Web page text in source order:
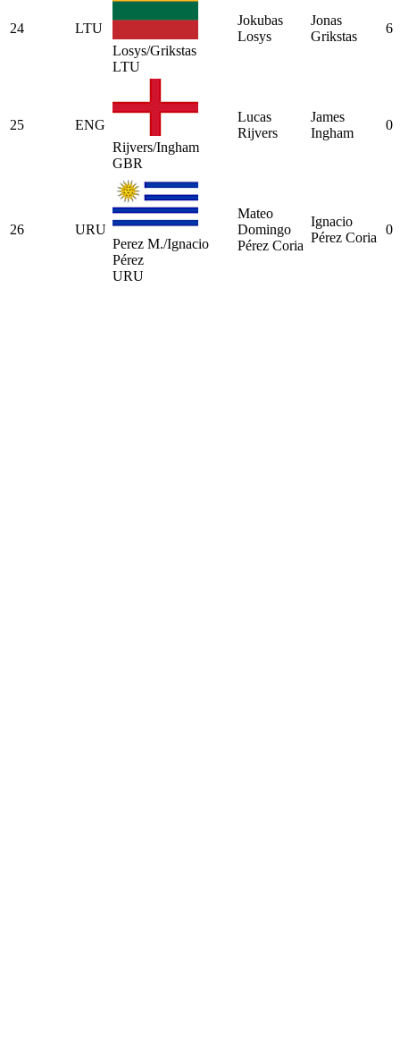
24
LTU
Losys/Grikstas
LTU
Jokubas
Losys
Jonas
Grikstas
6
25
ENG
Rijvers/Ingham
GBR
Lucas
Rijvers
James
Ingham
0
26
URU
Perez M./Ignacio
Pérez
URU
Mateo
Domingo
Pérez Coria
Ignacio
Pérez Coria
0